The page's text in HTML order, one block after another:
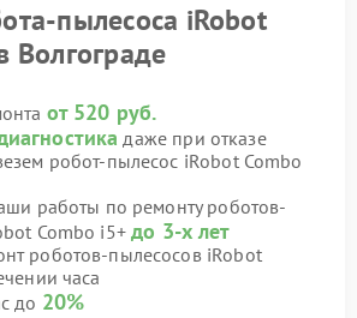
пылесоса iRobot
Волгограде
от 520 руб.
даже при отказе
робот-пылесос iRobot Combo
работы по ремонту роботов-
Combo i5+до 3-х лет
роботов-пылесосов iRobot
часа
до 20%